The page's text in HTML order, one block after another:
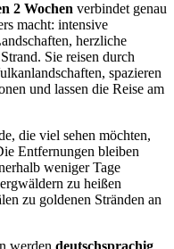
2 Wochen verbindet genau
macht: intensive
herzliche
Sie reisen durch
spazieren
und lassen die Reise am
die viel sehen möchten,
Entfernungen bleiben
weniger Tage
zu heißen
zu goldenen Stränden an